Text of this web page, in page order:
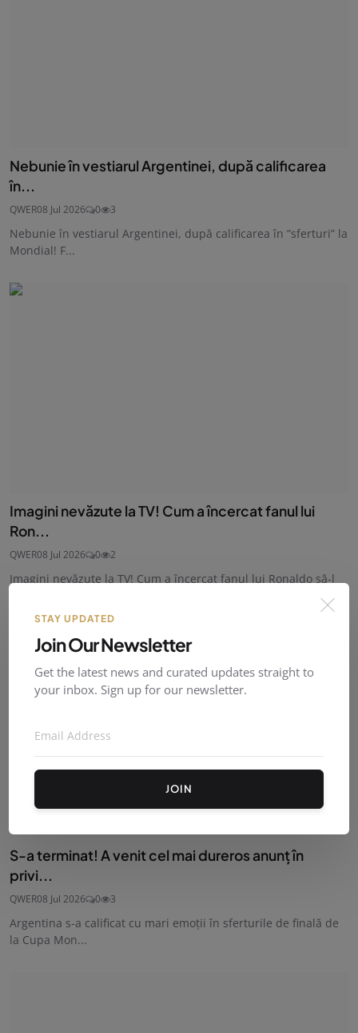
Nebunie în vestiarul Argentinei, după calificarea
în...
QWER08 Jul 2026 0 3
Nebunie în vestiarul Argentinei, după calificarea în ”sferturi” la
Mondial! F...
Imagini nevăzute la TV! Cum a încercat fanul lui
Ron...
QWER08 Jul 2026 0 2
Imagini nevăzute la TV! Cum a încercat fanul lui Ronaldo să-l
S-a terminat! A venit cel mai dureros anunț în
privi...
QWER08 Jul 2026 0 3
Argentina s-a calificat cu mari emoții în sferturile de finală de
la Cupa Mon...
STAY UPDATED
Join Our Newsletter
Get the latest news and curated updates straight to
your inbox. Sign up for our newsletter.
JOIN